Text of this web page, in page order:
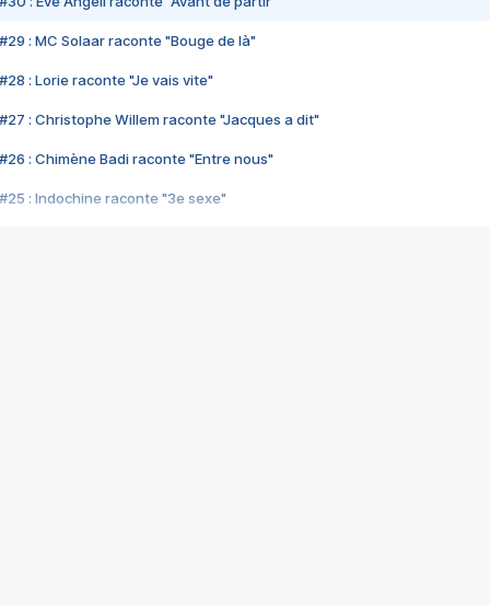
#29 : MC Solaar raconte "Bouge de là"
#28 : Lorie raconte "Je vais vite"
#27 : Christophe Willem raconte "Jacques a dit"
#26 : Chimène Badi raconte "Entre nous"
#25 : Indochine raconte "3e sexe"